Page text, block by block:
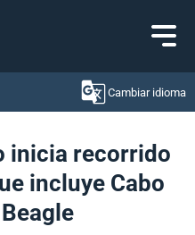
Cambiar idioma
inicia recorrido
incluye Cabo